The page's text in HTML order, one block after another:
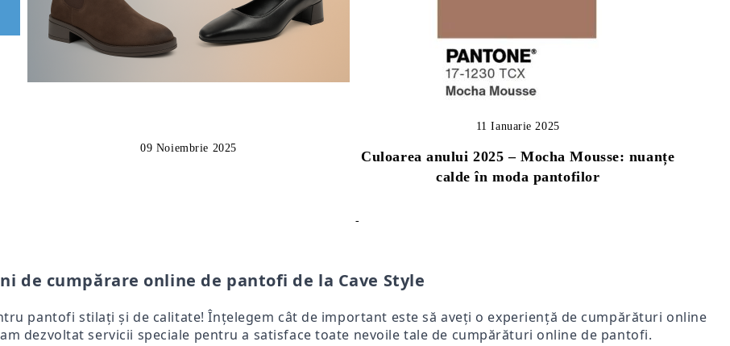
09 Noiembrie 2025
Culoarea anului 2025 – Mocha Mousse: nuanțe
calde în moda pantofilor
11 Ianuarie 2025
-
de cumpărare online de pantofi de la Cave Style
pantofi stilați și de calitate! Înțelegem cât de important este să aveți o experiență de cumpărături online
dezvoltat servicii speciale pentru a satisface toate nevoile tale de cumpărături online de pantofi.